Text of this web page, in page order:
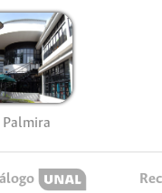
Palmira